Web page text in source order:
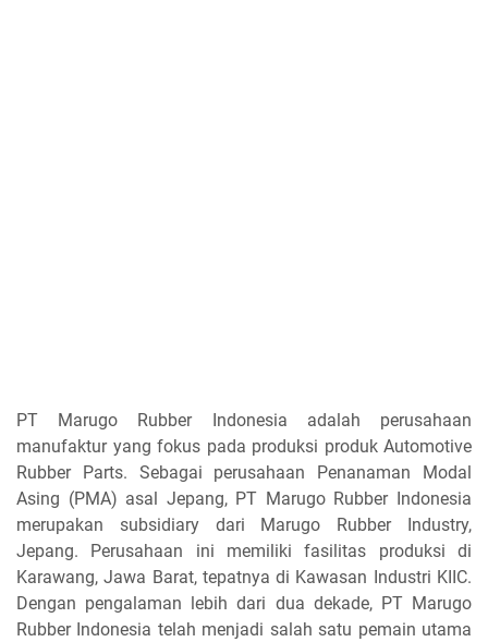
PT Marugo Rubber Indonesia adalah perusahaan
manufaktur yang fokus pada produksi produk Automotive
Rubber Parts. Sebagai perusahaan Penanaman Modal
Asing (PMA) asal Jepang, PT Marugo Rubber Indonesia
merupakan subsidiary dari Marugo Rubber Industry,
Jepang. Perusahaan ini memiliki fasilitas produksi di
Karawang, Jawa Barat, tepatnya di Kawasan Industri KIIC.
Dengan pengalaman lebih dari dua dekade, PT Marugo
Rubber Indonesia telah menjadi salah satu pemain utama